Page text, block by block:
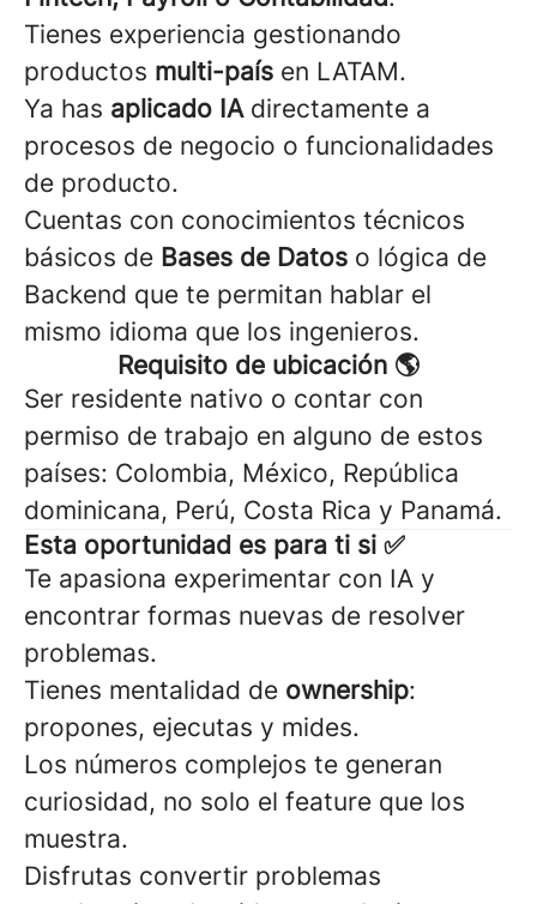
Tienes experiencia gestionando
productos multi-país en LATAM.
Ya has aplicado IAdirectamente a
procesos de negocio o funcionalidades
de producto.
Cuentas con conocimientos técnicos
básicos de Bases de Datos o lógica de
Backend que te permitan hablar el
mismo idioma que los ingenieros.
Requisito de ubicación 🌎
Ser residente nativo o contar con
permiso de trabajo en alguno de estos
países: Colombia, México, República
dominicana, Perú, Costa Rica y Panamá.
Esta oportunidad es para ti si ✅
Te apasiona experimentar con IA y
encontrar formas nuevas de resolver
problemas.
Tienes mentalidad de ownership:
propones, ejecutas y mides.
Los números complejos te generan
curiosidad, no solo el feature que los
muestra.
Disfrutas convertir problemas